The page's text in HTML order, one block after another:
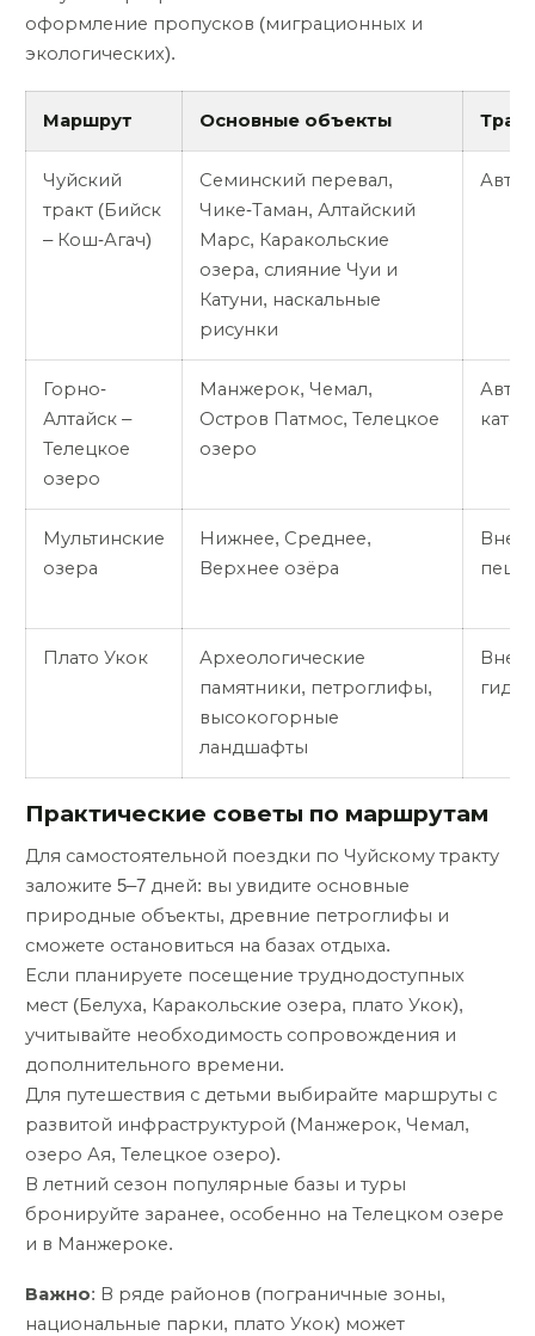
оформление пропусков (миграционных и
экологических).
Маршрут Основные объекты
Чуйский
тракт (Бийск
– Кош-Агач)
Семинский перевал,
Чике-Таман, Алтайский
Марс, Каракольские
озера, слияние Чуи и
Катуни, наскальные
рисунки
Авто,
Горно-
Алтайск –
Телецкое
озеро
Манжерок, Чемал,
Остров Патмос, Телецкое
озеро
Авто,
катер
Мультинские
озера
Нижнее, Среднее,
Верхнее озёра
Плато Укок
Археологические
памятники, петроглифы,
высокогорные
ландшафты
гид
Практические советы по маршрутам
Для самостоятельной поездки по Чуйскому тракту
заложите 5–7 дней: вы увидите основные
природные объекты, древние петроглифы и
сможете остановиться на базах отдыха.
Если планируете посещение труднодоступных
мест (Белуха, Каракольские озера, плато Укок),
учитывайте необходимость сопровождения и
дополнительного времени.
Для путешествия с детьми выбирайте маршруты с
развитой инфраструктурой (Манжерок, Чемал,
озеро Ая, Телецкое озеро).
В летний сезон популярные базы и туры
бронируйте заранее, особенно на Телецком озере
и в Манжероке.
Важно: В ряде районов (пограничные зоны,
национальные парки, плато Укок) может